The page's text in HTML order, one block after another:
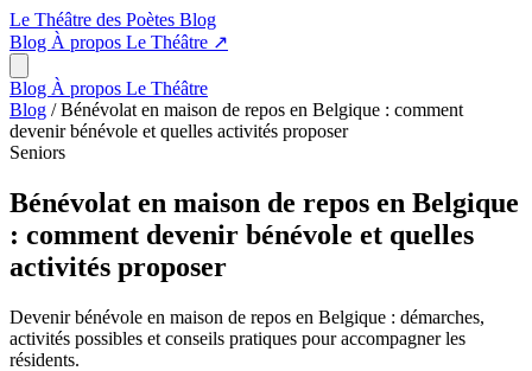
Le Théâtre des Poètes Blog
Blog À propos Le Théâtre ↗
Blog À propos Le Théâtre
Blog / Bénévolat en maison de repos en Belgique : comment
devenir bénévole et quelles activités proposer
Seniors
Bénévolat en maison de repos en Belgique
: comment devenir bénévole et quelles
activités proposer
Devenir bénévole en maison de repos en Belgique : démarches,
activités possibles et conseils pratiques pour accompagner les
résidents.